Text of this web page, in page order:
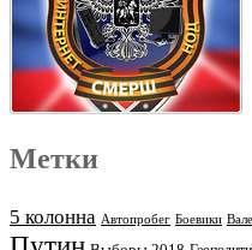
Метки
5 колонна Автопробег Боевики